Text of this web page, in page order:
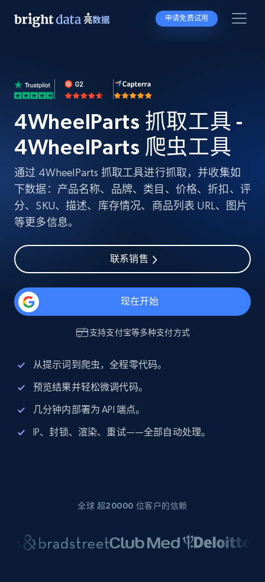
申请免费试用
4WheelParts 抓取工具 -
4WheelParts 爬虫工具
通过 4WheelParts 抓取工具进行抓取，并收集如
下数据：产品名称、品牌、类目、价格、折扣、评
分、SKU、描述、库存情况、商品列表 URL、图片
等更多信息。
联系销售
现在开始
支持支付宝等多种支付方式
从提示词到爬虫，全程零代码。
预览结果并轻松微调代码。
几分钟内部署为 API 端点。
IP、封锁、渲染、重试——全部自动处理。
全球 超20000 位客户的信赖